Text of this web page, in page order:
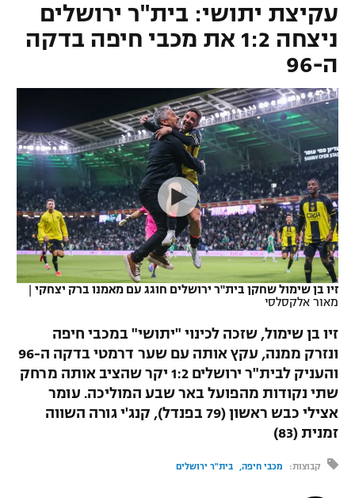
VOD
רץ ברשת
תוצאות
לוח שידורים
ברחבה
גביע הטוטו
ליגיונרים
גביע המדינה
נבחרת ישראל
מכבי חיפה
בית"ר ירושלים
מכבי תל אביב
הפועל תל אביב
הפועל חיפה
הפועל באר שבע
מכבי נתניה
ליגת האלופות
ליגה אירופית
ליגה אנגלית
ליגה גרמנית
ליגה ספרדית
ליגה איטלקית
ליגה צרפתית
ליגה הולנדית
ליגה סינית
ליגה ברזילאית
ליגות נוספות
כדורסל ישראלי
ליגת ווינר סל
ליגה לאומית
כדורסל נשים
מכבי תל אביב
הפועל חולון
הפועל ירושלים
דני אבדיה
כדורסל עולמי
NBA
יורוליג
יורוקאפ
ענפים נוספים
טניס
כדוריד
כדורעף
שחייה
אגרוף
ספורט אולימפי
UFC
עקיצת יתושי: בית"ר ירושלים
ניצחה 1:2 את מכבי חיפה בדקה
ה-96
זיו בן שימול שחקן בית"ר ירושלים חוגג עם מאמנו ברק יצחקי |
מאור אלקסלסי
זיו בן שימול, שזכה לכינוי "יתושי" במכבי חיפה
ונזרק ממנה, עקץ אותה עם שער דרמטי בדקה ה-96
והעניק לבית"ר ירושלים 1:2 יקר שהציב אותה מרחק
שתי נקודות מהפועל באר שבע המוליכה. עומר
אצילי כבש ראשון (79 בפנדל), קנג'י גורה השווה
זמנית (83)
קבוצות: מכבי חיפה בית"ר ירושלים